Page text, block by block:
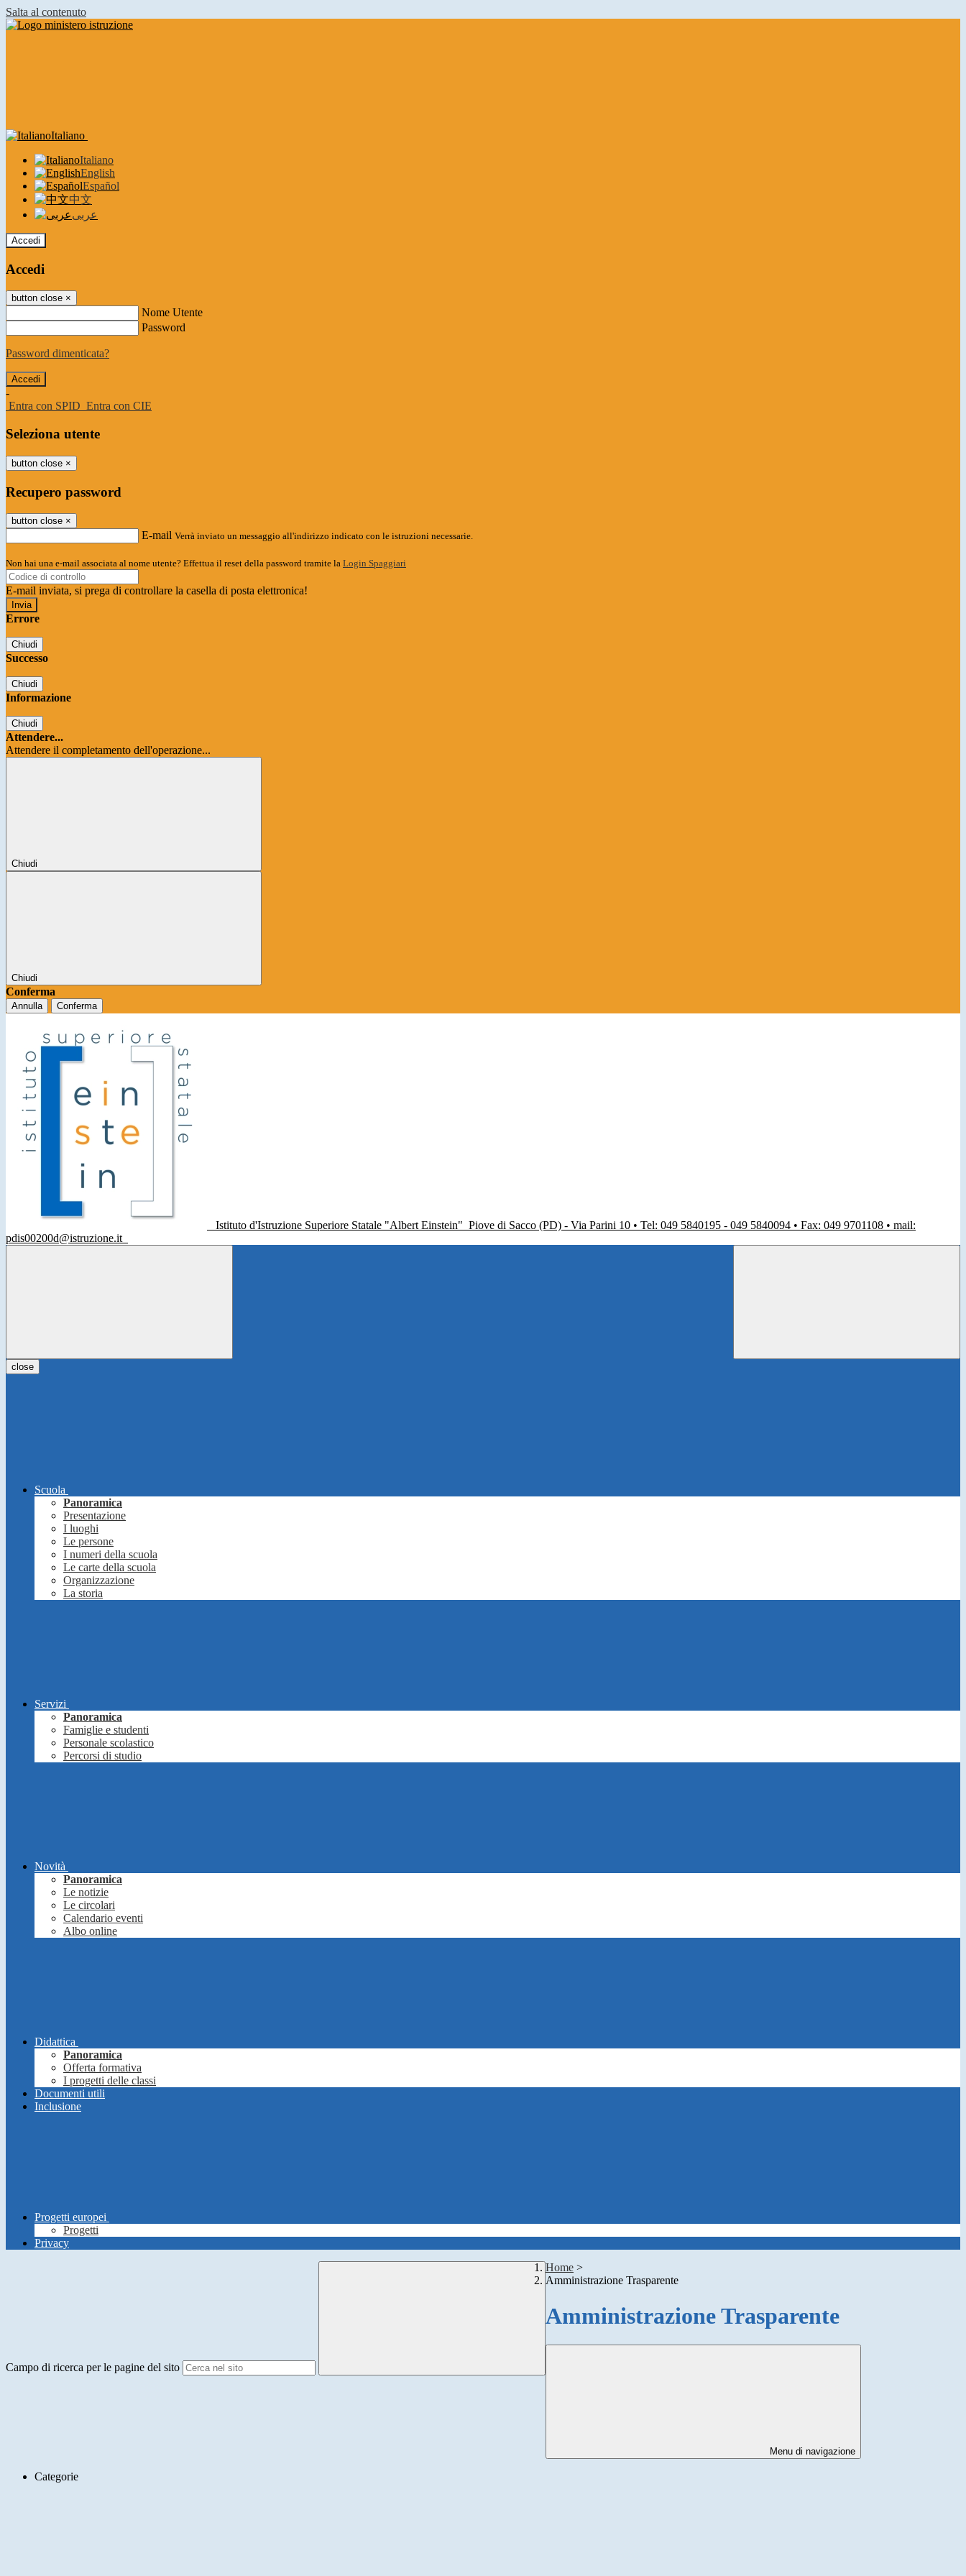
Salta al contenuto
Italiano
Italiano
English
Español
中文
عربى
Accedi
Accedi
button close ×
Nome Utente
Password
Password dimenticata?
-
Entra con SPID Entra con CIE
Seleziona utente
button close ×
Recupero password
button close ×
E-mail Verrà inviato un messaggio all'indirizzo indicato con le istruzioni necessarie.
Non hai una e-mail associata al nome utente? Effettua il reset della password tramite la Login Spaggiari
E-mail inviata, si prega di controllare la casella di posta elettronica!
Errore
Chiudi
Successo
Chiudi
Informazione
Chiudi
Attendere...
Attendere il completamento dell'operazione...
Chiudi
Chiudi
Conferma
Annulla Conferma
Istituto d'Istruzione Superiore Statale "Albert Einstein" Piove di Sacco (PD) - Via Parini 10 • Tel: 049 5840195 - 049 5840094 • Fax: 049 9701108 • mail:
pdis00200d@istruzione.it
close
Scuola
Panoramica
Presentazione
I luoghi
Le persone
I numeri della scuola
Le carte della scuola
Organizzazione
La storia
Servizi
Panoramica
Famiglie e studenti
Personale scolastico
Percorsi di studio
Novità
Panoramica
Le notizie
Le circolari
Calendario eventi
Albo online
Didattica
Panoramica
Offerta formativa
I progetti delle classi
Documenti utili
Inclusione
Progetti europei
Progetti
Privacy
Campo di ricerca per le pagine del sito
Home >
Amministrazione Trasparente
Amministrazione Trasparente
Menu di navigazione
Categorie